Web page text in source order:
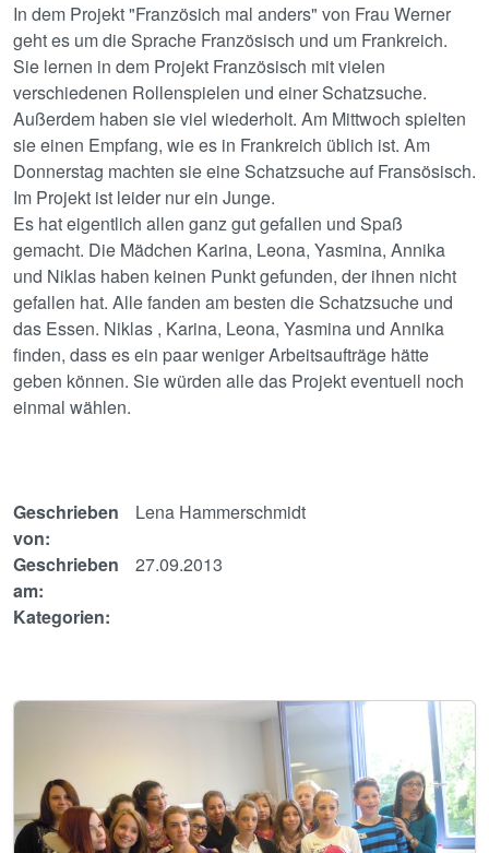
In dem Projekt "Französich mal anders" von Frau Werner
geht es um die Sprache Französisch und um Frankreich.
Sie lernen in dem Projekt Französisch mit vielen
verschiedenen Rollenspielen und einer Schatzsuche.
Außerdem haben sie viel wiederholt. Am Mittwoch spielten
sie einen Empfang, wie es in Frankreich üblich ist. Am
Donnerstag machten sie eine Schatzsuche auf Fransösisch.
Im Projekt ist leider nur ein Junge.
Es hat eigentlich allen ganz gut gefallen und Spaß
gemacht. Die Mädchen Karina, Leona, Yasmina, Annika
und Niklas haben keinen Punkt gefunden, der ihnen nicht
gefallen hat. Alle fanden am besten die Schatzsuche und
das Essen. Niklas , Karina, Leona, Yasmina und Annika
finden, dass es ein paar weniger Arbeitsaufträge hätte
geben können. Sie würden alle das Projekt eventuell noch
einmal wählen.
Geschrieben
von:
Lena Hammerschmidt
Geschrieben
am:
27.09.2013
Kategorien:
Image